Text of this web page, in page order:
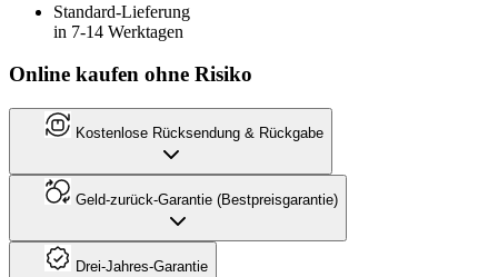
Standard-Lieferung
in 7-14 Werktagen
Online kaufen ohne Risiko
Kostenlose Rücksendung & Rückgabe
Geld-zurück-Garantie (Bestpreisgarantie)
Drei-Jahres-Garantie